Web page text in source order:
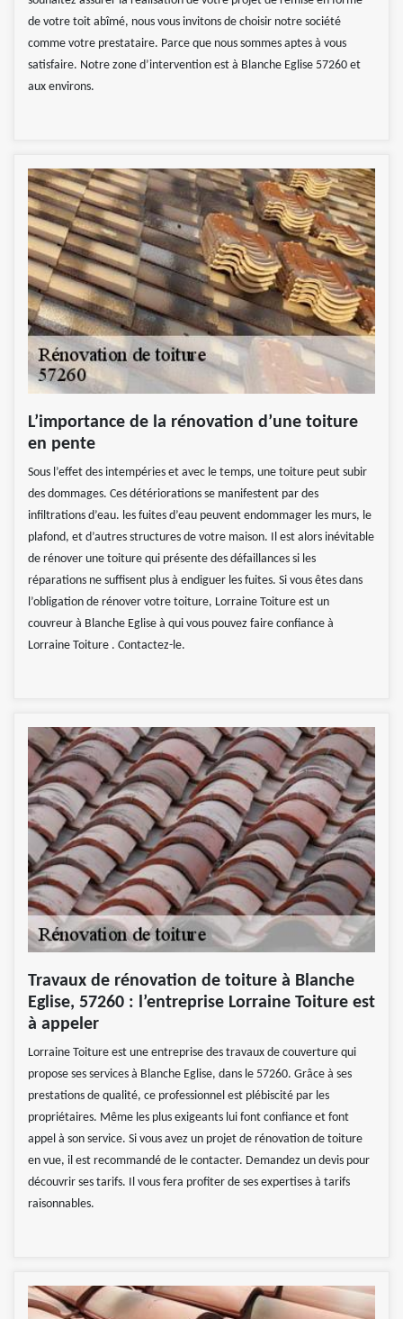
de votre toit abîmé, nous vous invitons de choisir notre société
comme votre prestataire. Parce que nous sommes aptes à vous
satisfaire. Notre zone d’intervention est à Blanche Eglise 57260 et
aux environs.
L’importance de la rénovation d’une toiture
en pente
Sous l’effet des intempéries et avec le temps, une toiture peut subir
des dommages. Ces détériorations se manifestent par des
infiltrations d’eau. les fuites d’eau peuvent endommager les murs, le
plafond, et d’autres structures de votre maison. Il est alors inévitable
de rénover une toiture qui présente des défaillances si les
réparations ne suffisent plus à endiguer les fuites. Si vous êtes dans
l’obligation de rénover votre toiture, Lorraine Toiture est un
couvreur à Blanche Eglise à qui vous pouvez faire confiance à
Lorraine Toiture . Contactez-le.
Travaux de rénovation de toiture à Blanche
Eglise, 57260 : l’entreprise Lorraine Toiture est
à appeler
Lorraine Toiture est une entreprise des travaux de couverture qui
propose ses services à Blanche Eglise, dans le 57260. Grâce à ses
prestations de qualité, ce professionnel est plébiscité par les
propriétaires. Même les plus exigeants lui font confiance et font
appel à son service. Si vous avez un projet de rénovation de toiture
en vue, il est recommandé de le contacter. Demandez un devis pour
découvrir ses tarifs. Il vous fera profiter de ses expertises à tarifs
raisonnables.